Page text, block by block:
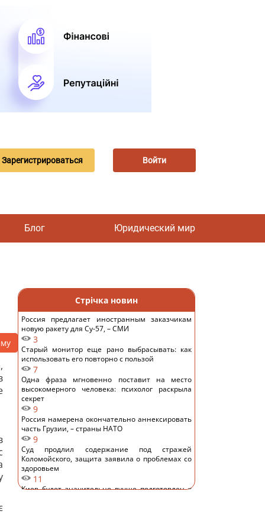
Зарегистрироваться Войти
Блог Юридический мир
Стрічка новин
Россия предлагает иностранным заказчикам
новую ракету для Су-57, – СМИ
3
Старый монитор еще рано выбрасывать: как
использовать его повторно с пользой
7
Одна фраза мгновенно поставит на место
высокомерного человека: психолог раскрыла
секрет
9
Россия намерена окончательно аннексировать
часть Грузии, – страны НАТО
9
Суд продлил содержание под стражей
Коломойского, защита заявила о проблемах со
здоровьем
11
Киев будет значительно лучше подготовлен к